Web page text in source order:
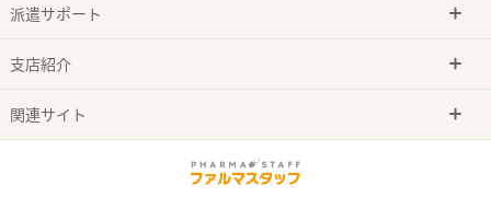
派遣サポート
支店紹介
関連サイト